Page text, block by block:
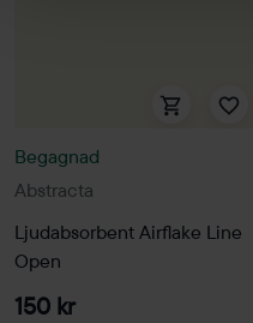
Abstracta
Begagnad
Ljudabsorbent Airflake Line
Open
150 kr